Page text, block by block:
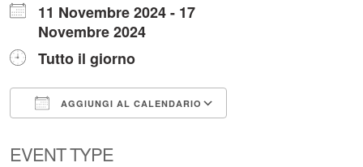
11 Novembre 2024 - 17
Novembre 2024
Tutto il giorno
AGGIUNGI AL CALENDARIO
EVENT TYPE